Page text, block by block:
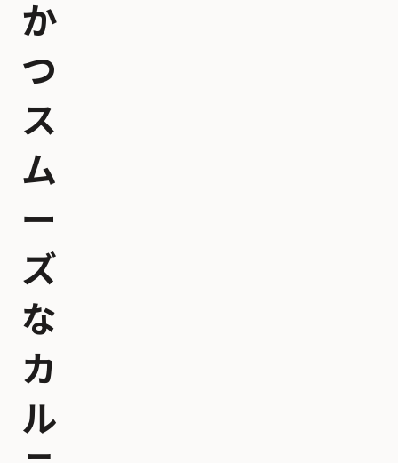
か
つ
ス
ム
ー
ズ
な
カ
ル